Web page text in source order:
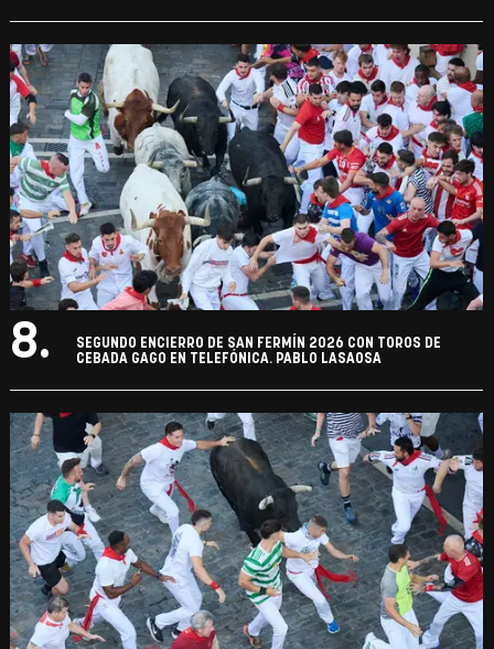
8.
SEGUNDO ENCIERRO DE SAN FERMÍN 2026 CON TOROS DE
CEBADA GAGO EN TELEFÓNICA. PABLO LASAOSA